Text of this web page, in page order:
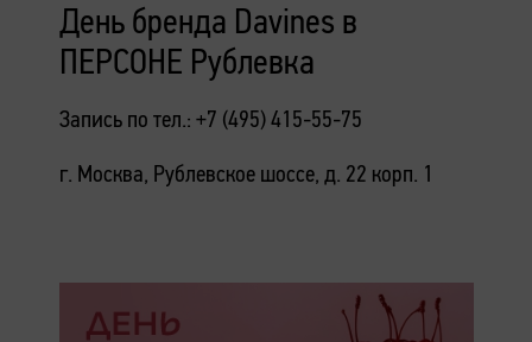
День бренда Davines в
ПЕРСОНЕ Рублевка
Запись по тел.: +7 (495) 415-55-75
г. Москва, Рублевское шоссе, д. 22 корп. 1